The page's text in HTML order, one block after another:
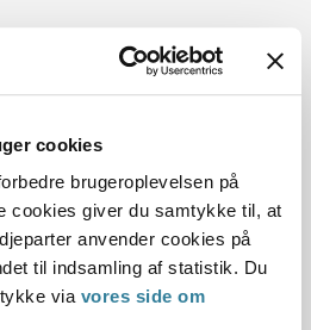
cookies
brugeroplevelsen på
cookies giver du samtykke til, at
anvender cookies på
til indsamling af statistik. Du
via vores side om
af en lægelig eller anden
skal kommunen afklare
relevant fagpersons vurdering